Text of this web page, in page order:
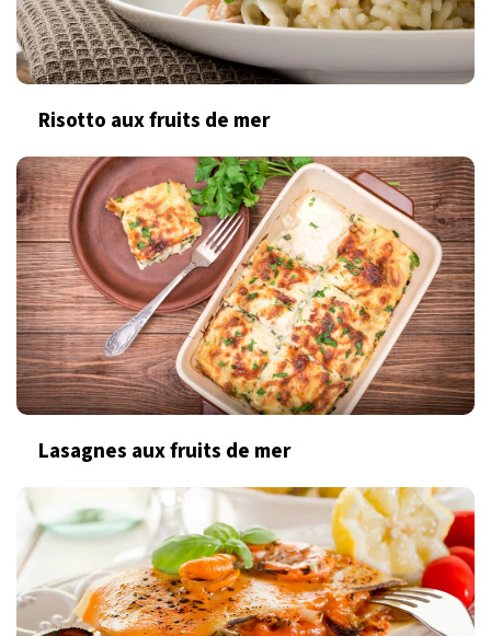
Risotto aux fruits de mer
Lasagnes aux fruits de mer